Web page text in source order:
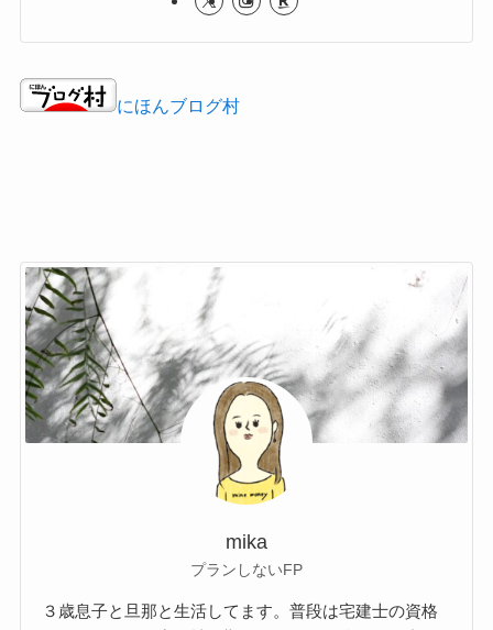
にほんブログ村
mika
プランしないFP
３歳息子と旦那と生活してます。普段は宅建士の資格